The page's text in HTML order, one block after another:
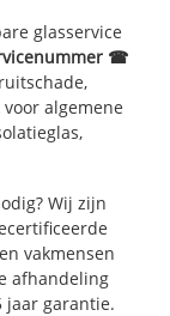
glasservice
☎
algemene
Wij zijn
vakmensen
afhandeling
jaar garantie.